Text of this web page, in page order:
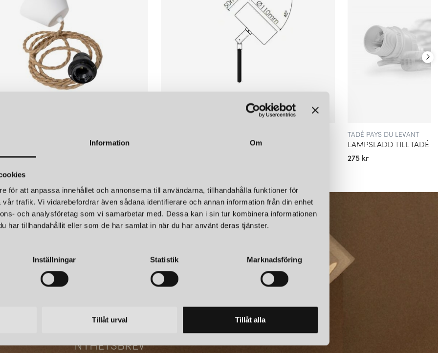
Information Om
för att anpassa innehållet och annonserna till användarna, tillhandahålla funktioner för
trafik. Vi vidarebefordrar även sådana identifierare och annan information från din enhet
och analysföretag som vi samarbetar med. Dessa kan i sin tur kombinera informationen
har tillhandahållit eller som de har samlat in när du har använt deras tjänster.
Inställningar Statistik Marknadsföring
Tillåt urval Tillåt alla
2M E27 TVINNAD LINNE NATUR
TAKKOPP ANGLED SVART
TADÉ PAYS DU LEVANT
275 kr
NYHETSBREV